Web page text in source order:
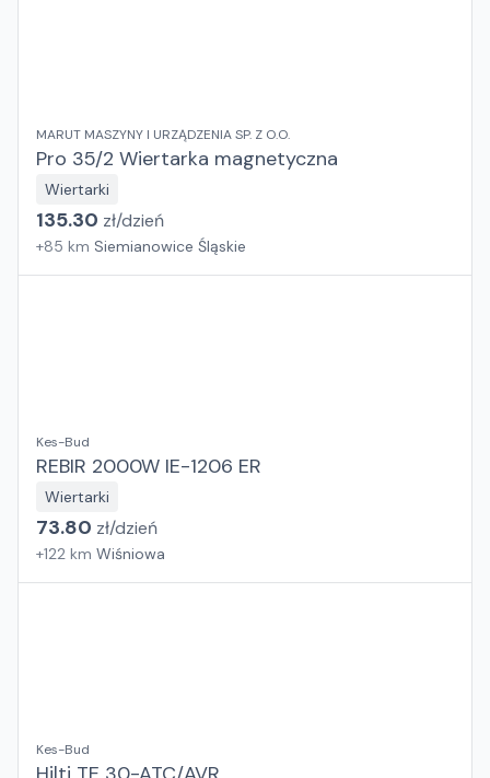
MARUT MASZYNY I URZĄDZENIA SP. Z O.O.
Pro 35/2 Wiertarka magnetyczna
Wiertarki
135.30 zł/dzień
+85 km Siemianowice Śląskie
Kes-Bud
REBIR 2000W IE-1206 ER
Wiertarki
73.80 zł/dzień
+122 km Wiśniowa
Kes-Bud